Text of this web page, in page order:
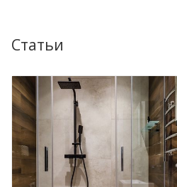
Статьи